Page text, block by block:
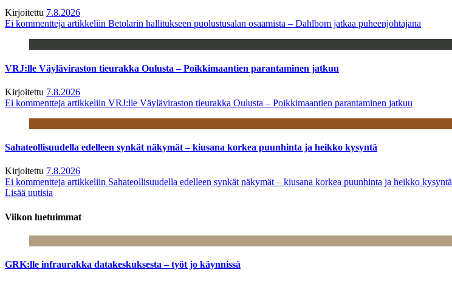
Kirjoitettu 7.8.2026
Ei kommentteja artikkeliin Betolarin hallitukseen puolustusalan osaamista – Dahlbom jatkaa puheenjohtajana
VRJ:lle Väyläviraston tieurakka Oulusta – Poikkimaantien parantaminen jatkuu
Kirjoitettu 7.8.2026
Ei kommentteja artikkeliin VRJ:lle Väyläviraston tieurakka Oulusta – Poikkimaantien parantaminen jatkuu
Sahateollisuudella edelleen synkät näkymät – kiusana korkea puunhinta ja heikko kysyntä
Kirjoitettu 7.8.2026
Ei kommentteja artikkeliin Sahateollisuudella edelleen synkät näkymät – kiusana korkea puunhinta ja heikko kysyntä
Lisää uutisia
Viikon luetuimmat
GRK:lle infraurakka datakeskuksesta – työt jo käynnissä